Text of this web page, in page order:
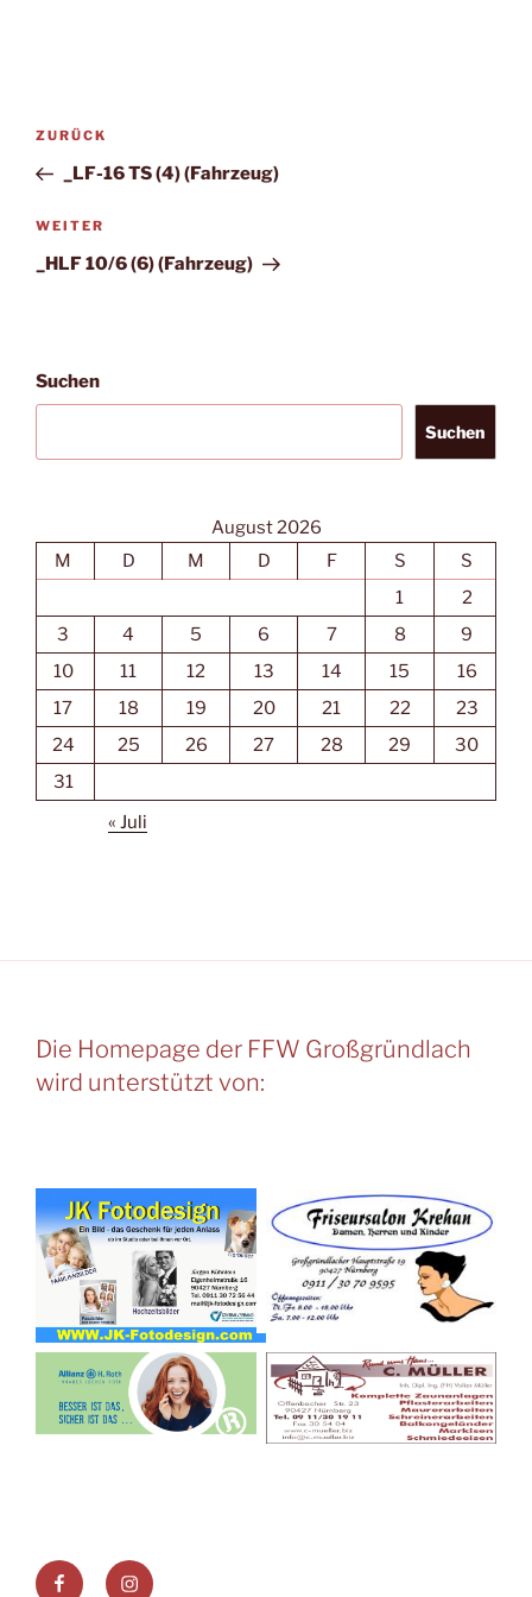
Beitragsnavigation
Vorheriger
Beitrag
ZURÜCK
_LF-16 TS (4) (Fahrzeug)
Nächster
Beitrag
WEITER
_HLF 10/6 (6) (Fahrzeug)
Suchen
Suchen
August 2026
M
D M D F S
S
1
2
3
4 5 6 7 8
9
10
11 12 13 14 15
16
17
18 19 20 21 22
23
24
25 26 27 28 29
30
31
« Juli
Die Homepage der FFW Großgründlach
wird unterstützt von:
FacebookInstagram